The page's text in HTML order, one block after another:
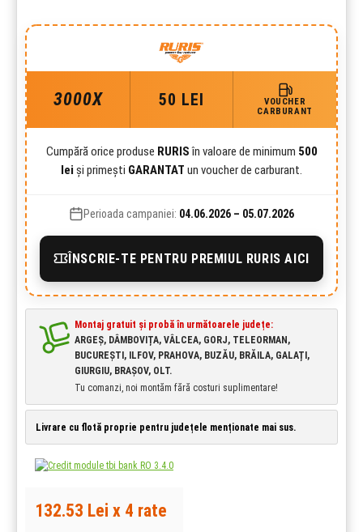
3000X 50 LEI
VOUCHER
CARBURANT
Cumpără orice produse RURISîn valoare de minimum 500
lei și primești GARANTAT un voucher de carburant.
Perioada campaniei: 04.06.2026 – 05.07.2026
ÎNSCRIE-TE PENTRU PREMIUL RURIS AICI
Montaj gratuit și probă în următoarele județe:
ARGEȘ, DÂMBOVIȚA, VÂLCEA, GORJ, TELEORMAN,
BUCUREȘTI, ILFOV, PRAHOVA, BUZĂU, BRĂILA, GALAȚI,
GIURGIU, BRAȘOV, OLT.
Tu comanzi, noi montăm fără costuri suplimentare!
Livrare cu flotă proprie pentru județele menționate mai sus.
132.53 Lei x 4 rate